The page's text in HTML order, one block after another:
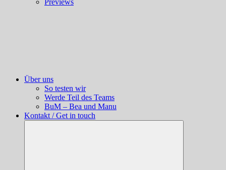
Previews
Über uns
So testen wir
Werde Teil des Teams
BuM – Bea und Manu
Kontakt / Get in touch